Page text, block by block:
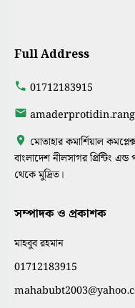
Full Address
01712183915
মোতাহার কমার্শিয়াল
বাংলাদেশ নীলসাগর প্রিন্টিং
থেকে মুদ্রিত।
সম্পাদক ও প্রকাশক
মাহবুব রহমান
01712183915